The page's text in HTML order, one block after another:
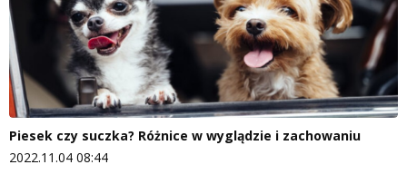
Piesek czy suczka? Różnice w wyglądzie i zachowaniu
2022.11.04 08:44